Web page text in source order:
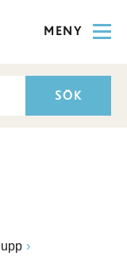
MENY
upp